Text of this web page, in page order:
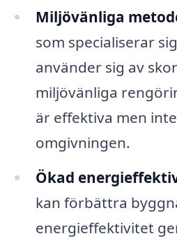
Miljövänliga
som specialiserar
använder sig av
miljövänliga
är effektiva men
omgivningen.
Ökad
kan förbättra
energieffektivitet